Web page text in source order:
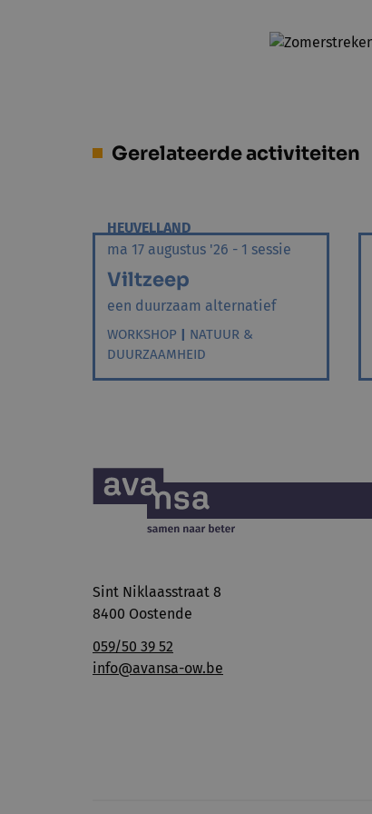
Gerelateerde activiteiten
HEUVELLAND
ma 17 augustus '26 - 1 sessie
Viltzeep
een duurzaam alternatief
WORKSHOP | NATUUR &
DUURZAAMHEID
Sint Niklaasstraat 8
8400 Oostende
059/50 39 52
info@avansa-ow.be